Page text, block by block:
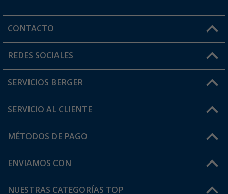
CONTACTO
Horario de atención al cliente:
¿Tienes alguna duda?
REDES SOCIALES
SERVICIOS BERGER
Conviértete en distribuidor
Mi cuenta
Tarjeta Berger Digital
SERVICIO AL CLIENTE
FAQ y Contacto
Información de envío
MÉTODOS DE PAGO
ENVIAMOS CON
NUESTRAS CATEGORÍAS TOP